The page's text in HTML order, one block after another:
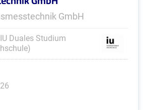
GmbH
Duales Studium